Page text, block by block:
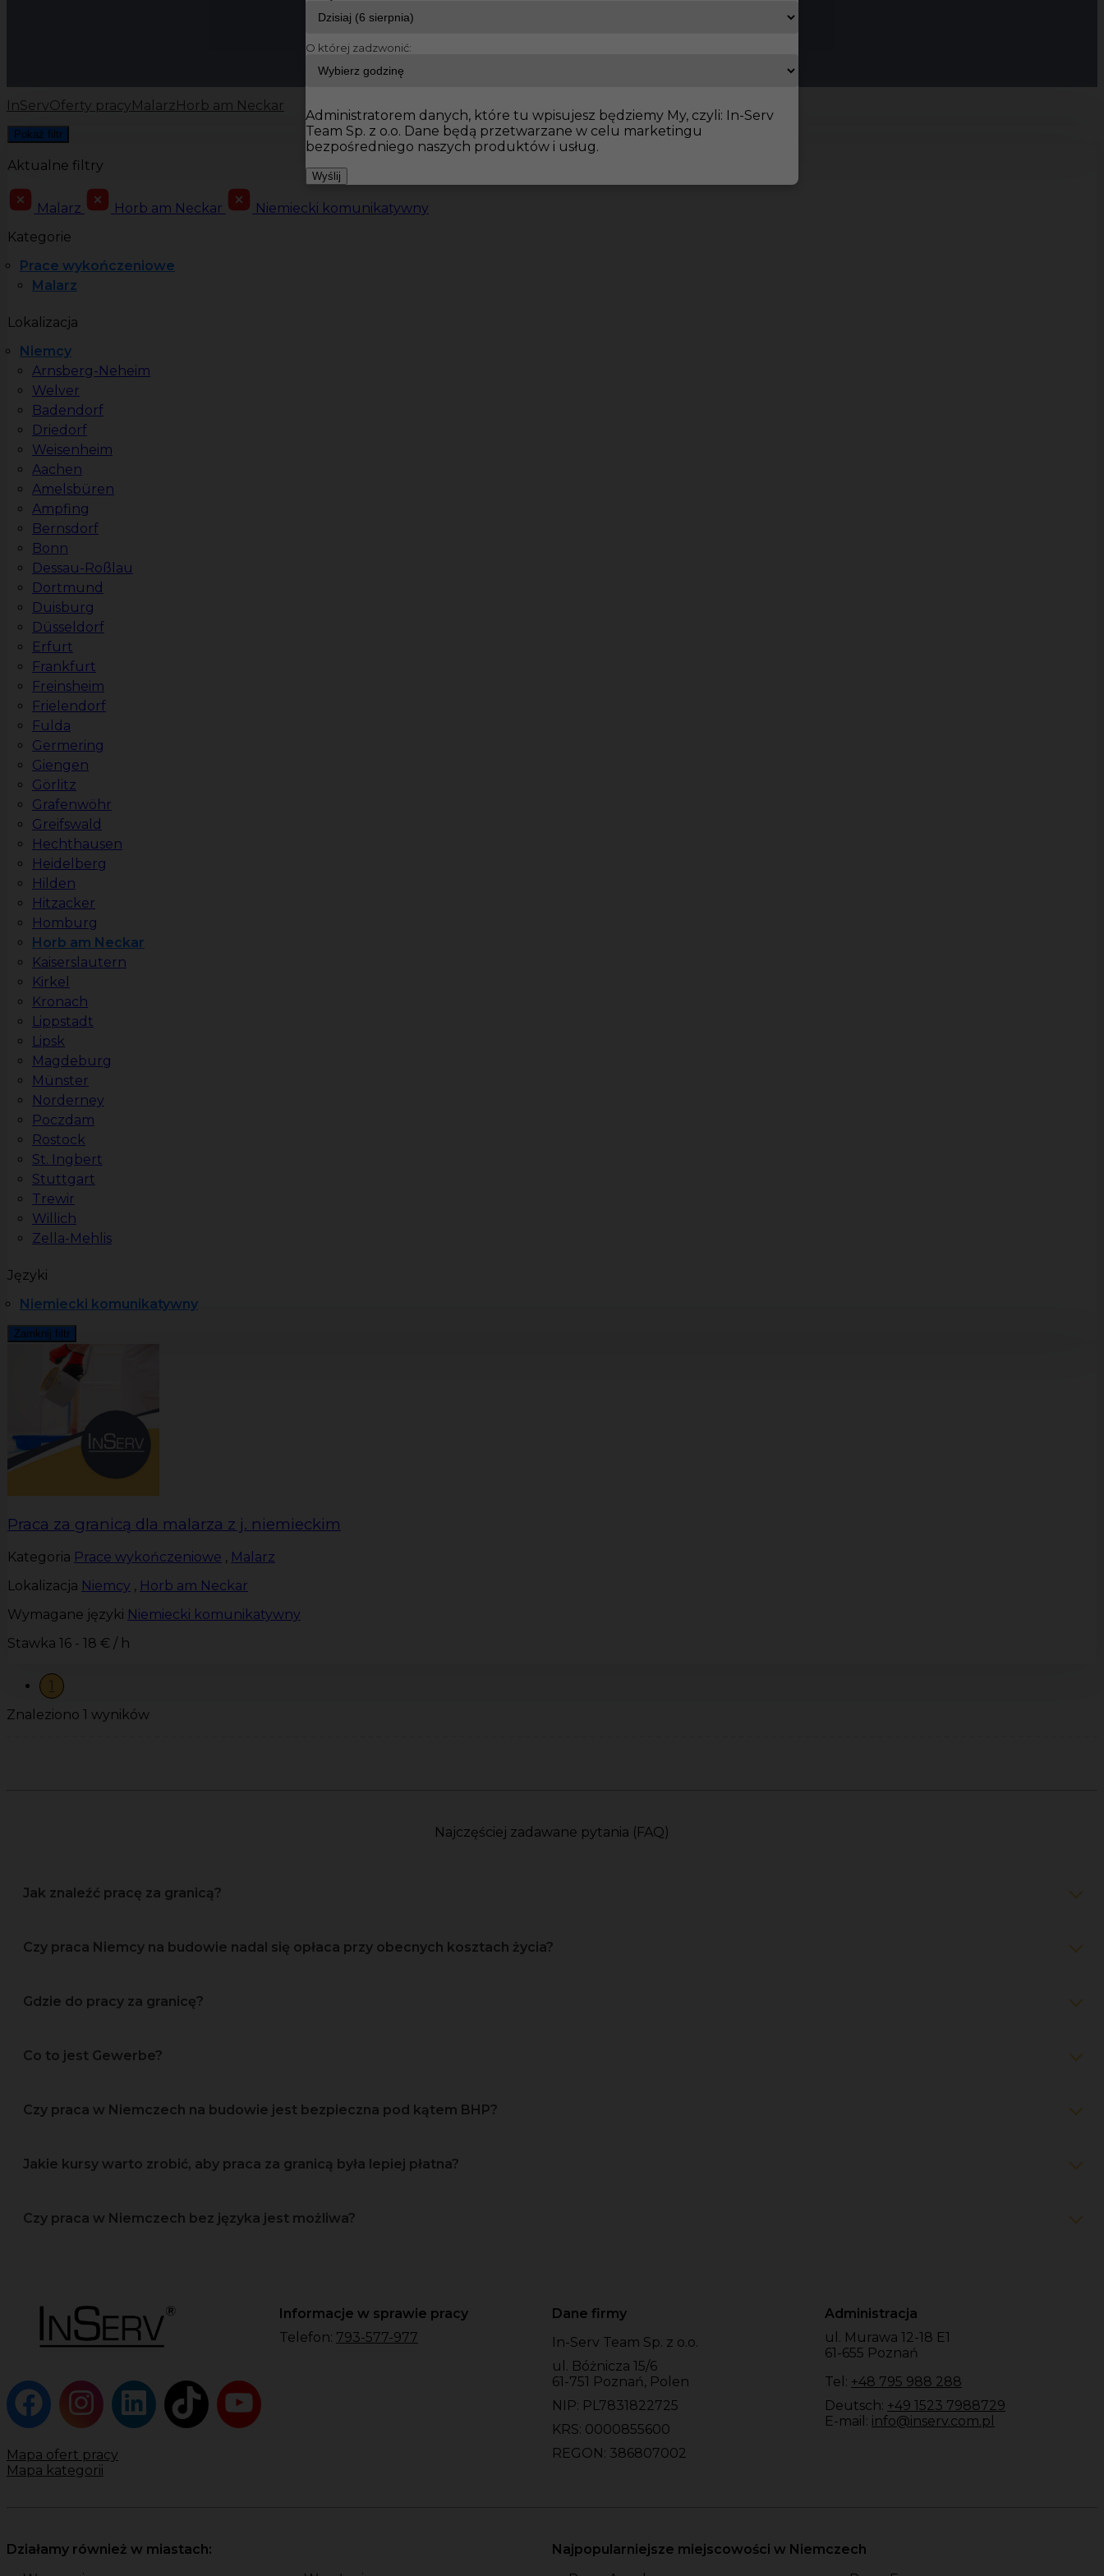
InServOferty pracy Malarz Horb am Neckar
Pokaż filtr
Aktualne filtry
Malarz Horb am Neckar
Niemiecki komunikatywny
Kategorie
Prace wykończeniowe
Malarz
Lokalizacja
Niemcy
Arnsberg-Neheim
Welver
Badendorf
Driedorf
Weisenheim
Aachen
Amelsbüren
Ampfing
Bernsdorf
Bonn
Dessau-Roßlau
Dortmund
Duisburg
Düsseldorf
Erfurt
Frankfurt
Freinsheim
Frielendorf
Fulda
Germering
Giengen
Görlitz
Grafenwöhr
Greifswald
Hechthausen
Heidelberg
Hilden
Hitzacker
Homburg
Horb am Neckar
Kaiserslautern
Kirkel
Kronach
Lippstadt
Lipsk
Magdeburg
Münster
Norderney
Poczdam
Rostock
St. Ingbert
Stuttgart
Trewir
Willich
Zella-Mehlis
Języki
Niemiecki komunikatywny
Zamknij filtr
Praca za granicą dla malarza z j. niemieckim
Kategoria Prace wykończeniowe , Malarz
Lokalizacja Niemcy , Horb am Neckar
Wymagane języki Niemiecki komunikatywny
Stawka 16 - 18 € / h
1
Znaleziono 1 wyników
Najczęściej zadawane pytania (FAQ)
Jak znaleźć pracę za granicą?
Czy praca Niemcy na budowie nadal się opłaca przy obecnych kosztach życia?
Gdzie do pracy za granicę?
Co to jest Gewerbe?
Czy praca w Niemczech na budowie jest bezpieczna pod kątem BHP?
Jakie kursy warto zrobić, aby praca za granicą była lepiej płatna?
Czy praca w Niemczech bez języka jest możliwa?
Mapa ofert pracy
Mapa kategorii
Informacje w sprawie pracy
Telefon: 793-577-977
Dane firmy
In-Serv Team Sp. z o.o.
ul. Bóżnicza 15/6
61-751 Poznań, Polen
NIP: PL7831822725
KRS: 0000855600
REGON: 386807002
Administracja
ul. Murawa 12-18 E1
61-655 Poznań
Tel: +48 795 988 288
Deutsch: +49 1523 7988729
E-mail: info@inserv.com.pl
Działamy również w miastach:
Najpopularniejsze miejscowości w Niemczech
O której zadzwonić:
Administratorem danych, które tu wpisujesz będziemy My, czyli: In-Serv
Team Sp. z o.o. Dane będą przetwarzane w celu marketingu
bezpośredniego naszych produktów i usług.
Wyślij